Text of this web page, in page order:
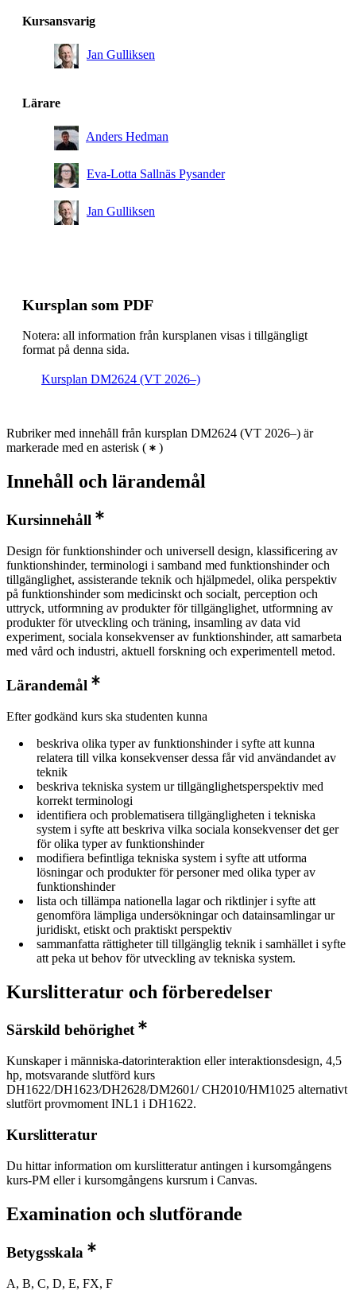
Kursansvarig
Jan Gulliksen
Lärare
Anders Hedman
Eva-Lotta Sallnäs Pysander
Jan Gulliksen
Kursplan som PDF
Notera: all information från kursplanen visas i tillgängligt
format på denna sida.
Kursplan DM2624 (VT 2026–)
Rubriker med innehåll från kursplan DM2624 (VT 2026–) är
markerade med en asterisk ( )
Innehåll och lärandemål
Kursinnehåll
Design för funktionshinder och universell design, klassificering av
funktionshinder, terminologi i samband med funktionshinder och
tillgänglighet, assisterande teknik och hjälpmedel, olika perspektiv
på funktionshinder som medicinskt och socialt, perception och
uttryck, utformning av produkter för tillgänglighet, utformning av
produkter för utveckling och träning, insamling av data vid
experiment, sociala konsekvenser av funktionshinder, att samarbeta
med vård och industri, aktuell forskning och experimentell metod.
Lärandemål
Efter godkänd kurs ska studenten kunna
beskriva olika typer av funktionshinder i syfte att kunna
relatera till vilka konsekvenser dessa får vid användandet av
teknik
beskriva tekniska system ur tillgänglighetsperspektiv med
korrekt terminologi
identifiera och problematisera tillgängligheten i tekniska
system i syfte att beskriva vilka sociala konsekvenser det ger
för olika typer av funktionshinder
modifiera befintliga tekniska system i syfte att utforma
lösningar och produkter för personer med olika typer av
funktionshinder
lista och tillämpa nationella lagar och riktlinjer i syfte att
genomföra lämpliga undersökningar och datainsamlingar ur
juridiskt, etiskt och praktiskt perspektiv
sammanfatta rättigheter till tillgänglig teknik i samhället i syfte
att peka ut behov för utveckling av tekniska system.
Kurslitteratur och förberedelser
Särskild behörighet
Kunskaper i människa-datorinteraktion eller interaktionsdesign, 4,5
hp, motsvarande slutförd kurs
DH1622/DH1623/DH2628/DM2601/ CH2010/HM1025 alternativt
slutfört provmoment INL1 i DH1622.
Kurslitteratur
Du hittar information om kurslitteratur antingen i kursomgångens
kurs-PM eller i kursomgångens kursrum i Canvas.
Examination och slutförande
Betygsskala
A, B, C, D, E, FX, F